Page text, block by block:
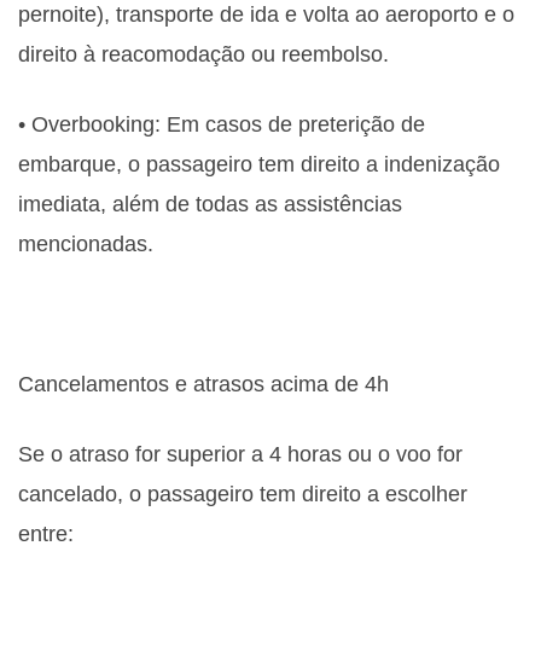
pernoite), transporte de ida e volta ao aeroporto e o
direito à reacomodação ou reembolso.
• Overbooking: Em casos de preterição de
embarque, o passageiro tem direito a indenização
imediata, além de todas as assistências
mencionadas.
Cancelamentos e atrasos acima de 4h
Se o atraso for superior a 4 horas ou o voo for
cancelado, o passageiro tem direito a escolher
entre: